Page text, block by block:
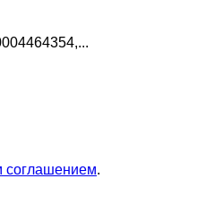
соглашением.